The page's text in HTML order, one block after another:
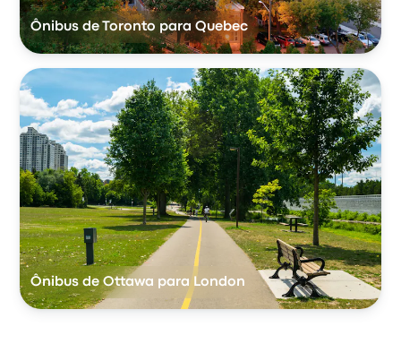
Ônibus de Toronto para Quebec
Ônibus de Ottawa para London